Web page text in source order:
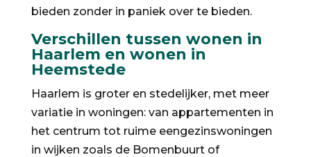
bieden zonder in paniek over te bieden.
Verschillen tussen wonen in
Haarlem en wonen in
Heemstede
Haarlem is groter en stedelijker, met meer
variatie in woningen: van appartementen in
het centrum tot ruime eengezinswoningen
in wijken zoals de Bomenbuurt of